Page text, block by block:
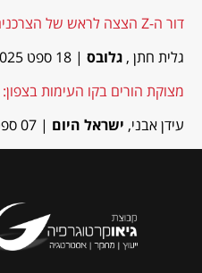
דור ה-Z הצצה לראש של הצרכנים הבאים
גלית חתן , גלובס | 18 ספט 2025
מצוקת הורים בקו העימות
עידן אבני, ישראל היום | 07 ספט 2025